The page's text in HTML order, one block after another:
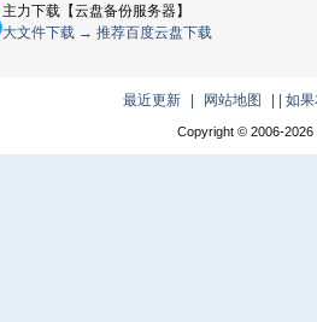
主力下载【云盘备份服务器】
大文件下载 → 推荐百度云盘下载
最近更新 网站地图 | 如
Copyright © 2006-2026